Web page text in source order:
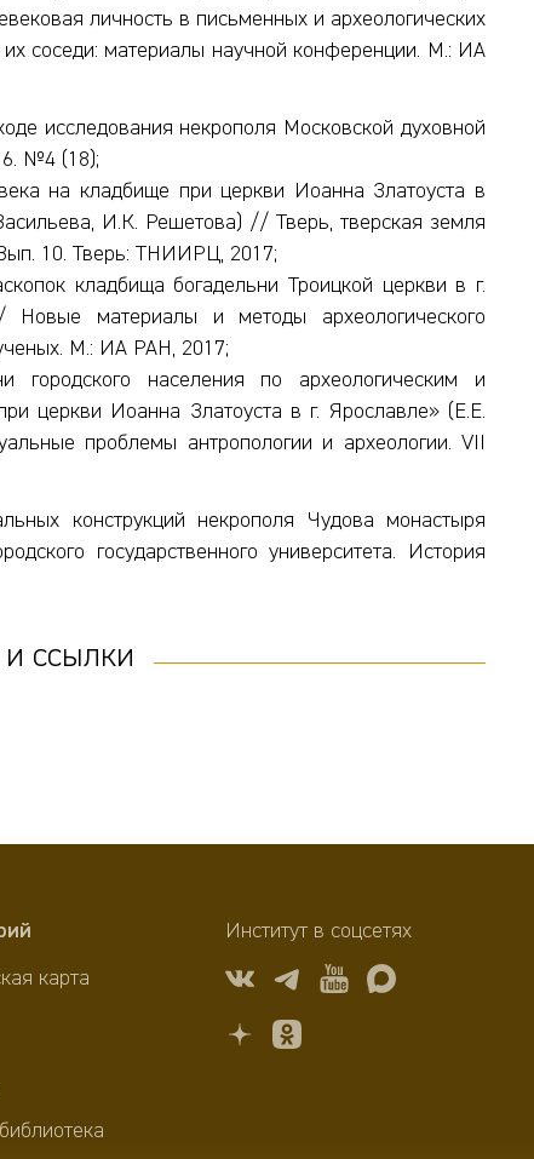
личность в письменных и археологических
соседи: материалы научной конференции. М.: ИА
исследования некрополя Московской духовной
№4 (18);
на кладбище при церкви Иоанна Златоуста в
И.К. Решетова) // Тверь, тверская земля
10. Тверь: ТНИИРЦ, 2017;
кладбища богадельни Троицкой церкви в г.
материалы и методы археологического
М.: ИА РАН, 2017;
городского населения по археологическим и
церкви Иоанна Златоуста в г. Ярославле» (Е.Е.
проблемы антропологии и археологии. VII
конструкций некрополя Чудова монастыря
государственного университета. История
ссылки
карта
Институт в соцсетях